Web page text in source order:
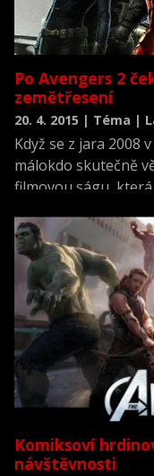
Po Avengers 2
zemětřesení
20. 4. 2015 | Téma |
Když se z jara 2008
málokdo skutečně
filmovou ságu,
šlapající továrně na
nepochybuje,
inspirace pro
Komiksoví
návštěvnosti